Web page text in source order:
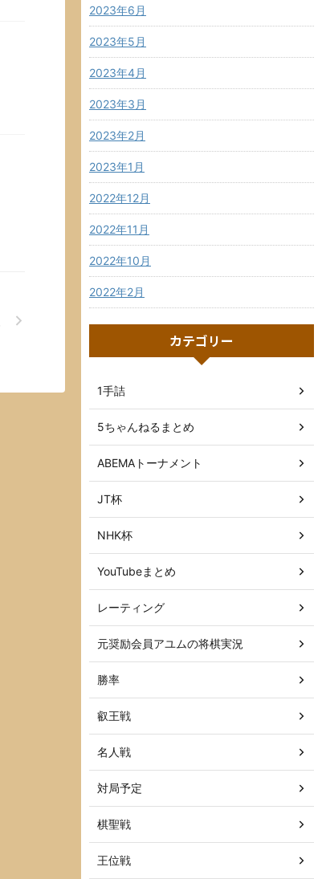
2023年6月
2023年5月
2023年4月
2023年3月
2023年2月
2023年1月
2022年12月
2022年11月
2022年10月
2022年2月
カテゴリー
1手詰
5ちゃんねるまとめ
ABEMAトーナメント
JT杯
NHK杯
YouTubeまとめ
レーティング
元奨励会員アユムの将棋実況
勝率
叡王戦
名人戦
対局予定
棋聖戦
王位戦